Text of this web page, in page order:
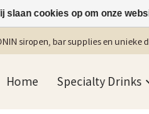
siropen, bar supplies en unieke
Home Specialty Drinks
slaan cookies op om onze